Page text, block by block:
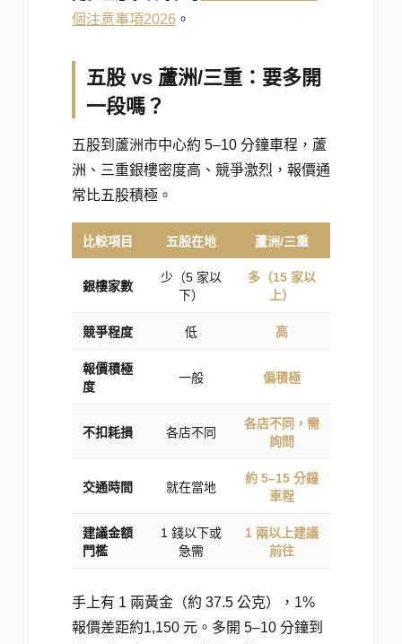
個注意事項2026 。
五股 vs 蘆洲/三重：要多開
一段嗎？
五股到蘆洲市中心約 5–10 分鐘車程，蘆
洲、三重銀樓密度高、競爭激烈，報價通
常比五股積極。
比較項目 五股在地 蘆洲/三重
銀樓家數
少（5 家以
下）
多（15 家以
上）
競爭程度 低 高
報價積極
度
一般 偏積極
不扣耗損 各店不同
各店不同，需
詢問
交通時間 就在當地
約 5–15 分鐘
車程
建議金額
門檻
1 錢以下或
急需
1 兩以上建議
前往
手上有 1 兩黃金（約 37.5 公克），1%
報價差距約1,150 元 。多開 5–10 分鐘到